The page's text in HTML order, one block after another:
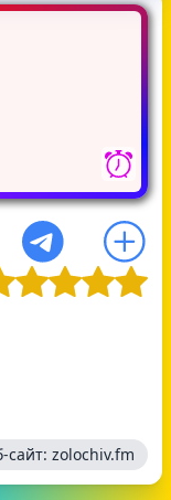
сайт: zolochiv.fm